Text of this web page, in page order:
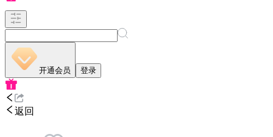
开通会员 登录
返回